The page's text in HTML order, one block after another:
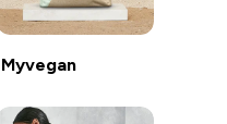
Myvegan